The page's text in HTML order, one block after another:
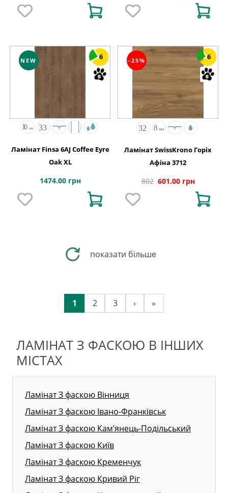
NEW 6
Ламінат Finsa 6AJ Coffee Eyre
Oak XL
1474.00 грн
−25% 6
Ламінат SwissKrono Горіх
Афіна 3712
802 601.00 грн
показати більше
1 2 3 › »
ЛАМІНАТ З ФАСКОЮ В ІНШИХ
МІСТАХ
Ламінат З фаскою Вінниця
Ламінат З фаскою Івано-Франківськ
Ламінат З фаскою Кам’янець-Подільський
Ламінат З фаскою Київ
Ламінат З фаскою Кременчук
Ламінат З фаскою Кривий Ріг